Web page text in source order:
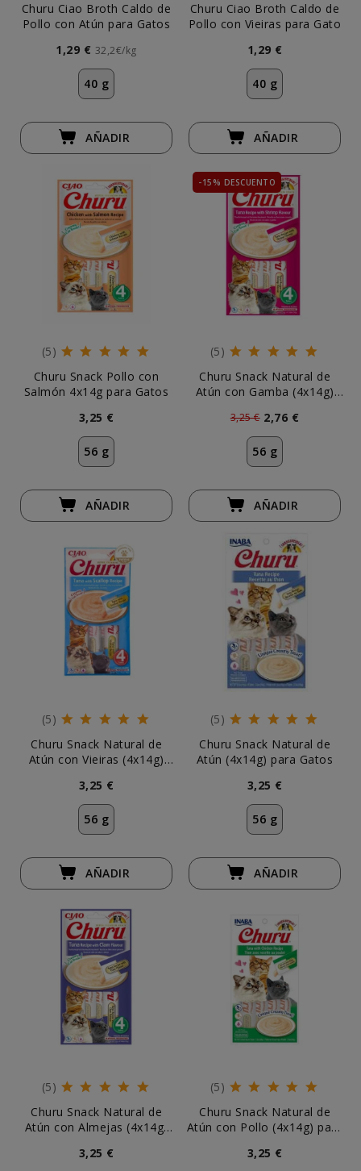
Churu Ciao Broth Caldo de
Pollo con Atún para Gatos
1,29 € 32,2€/kg
40 g
AÑADIR
Churu Ciao Broth Caldo de
Pollo con Vieiras para Gato
1,29 €
40 g
AÑADIR
(5)
Churu Snack Pollo con
Salmón 4x14g para Gatos
3,25 €
56 g
AÑADIR
-15% DESCUENTO
(5)
Churu Snack Natural de
Atún con Gamba (4x14g)
3,25 € 2,76 €
56 g
AÑADIR
(5)
Churu Snack Natural de
Atún con Vieiras (4x14g)
3,25 €
56 g
AÑADIR
(5)
Churu Snack Natural de
Atún (4x14g) para Gatos
3,25 €
56 g
AÑADIR
(5)
Churu Snack Natural de
Atún con Almejas (4x14g)
3,25 €
(5)
Churu Snack Natural de
Atún con Pollo (4x14g) para
3,25 €